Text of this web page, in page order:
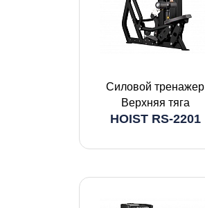
Силовой тренажер
Верхняя тяга
HOIST RS-2201